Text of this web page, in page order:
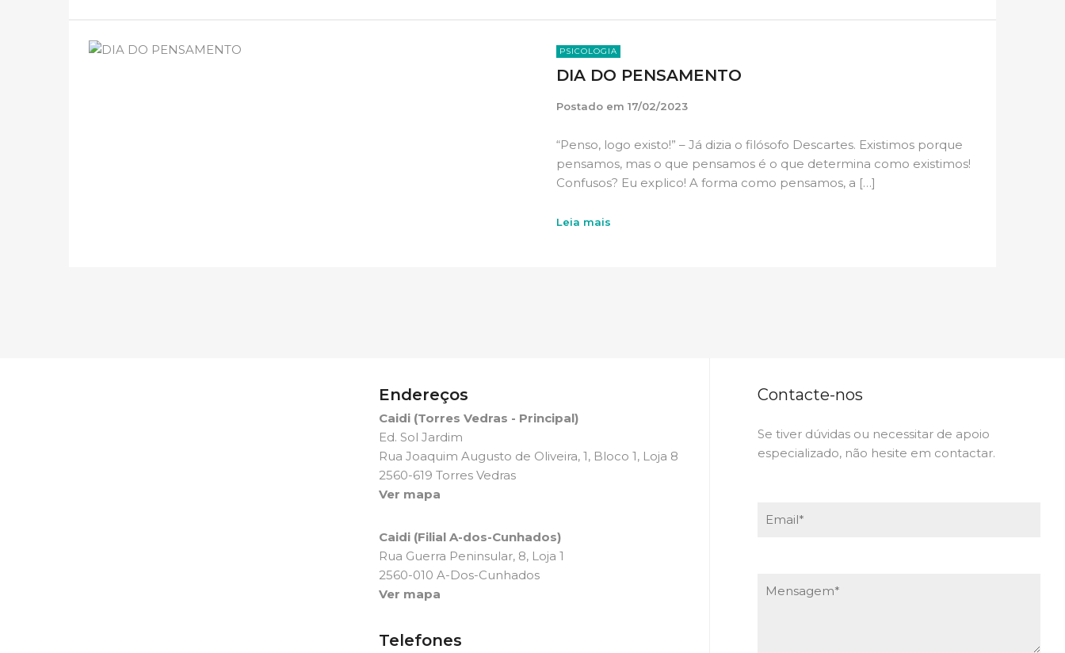
PSICOLOGIA
DIA DO PENSAMENTO
Postado em 17/02/2023
“Penso, logo existo!” – Já dizia o filósofo Descartes. Existimos porque
pensamos, mas o que pensamos é o que determina como existimos!
Confusos? Eu explico! A forma como pensamos, a […]
Leia mais
Endereços
Caidi (Torres Vedras - Principal)
Ed. Sol Jardim
Rua Joaquim Augusto de Oliveira, 1, Bloco 1, Loja 8
2560-619 Torres Vedras
Ver mapa
Caidi (Filial A-dos-Cunhados)
Rua Guerra Peninsular, 8, Loja 1
2560-010 A-Dos-Cunhados
Ver mapa
Telefones
Contacte-nos
Se tiver dúvidas ou necessitar de apoio
especializado, não hesite em contactar.